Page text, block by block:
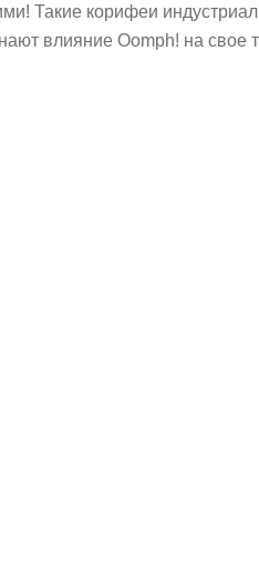
Такие корифеи
влияние Oomph! на свое